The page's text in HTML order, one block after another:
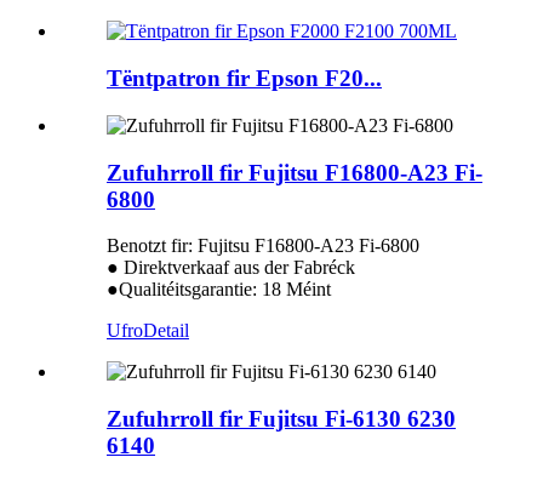
Tëntpatron fir Epson F20...
Zufuhrroll fir Fujitsu F16800-A23 Fi-
6800
Benotzt fir: Fujitsu F16800-A23 Fi-6800
● Direktverkaaf aus der Fabréck
●Qualitéitsgarantie: 18 Méint
UfroDetail
Zufuhrroll fir Fujitsu Fi-6130 6230
6140